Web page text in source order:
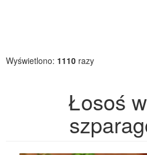
Wyświetlono: 1110 razy
Łosoś